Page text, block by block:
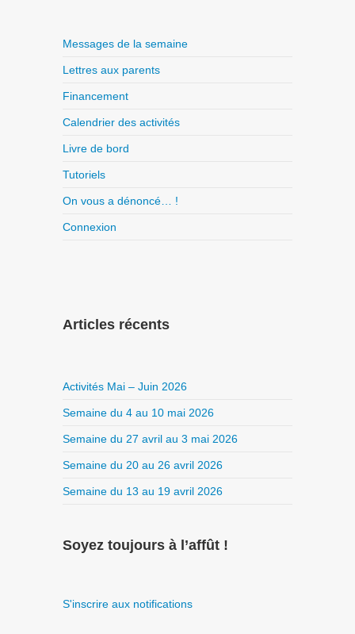
Messages de la semaine
Lettres aux parents
Financement
Calendrier des activités
Livre de bord
Tutoriels
On vous a dénoncé… !
Connexion
Articles récents
Activités Mai – Juin 2026
Semaine du 4 au 10 mai 2026
Semaine du 27 avril au 3 mai 2026
Semaine du 20 au 26 avril 2026
Semaine du 13 au 19 avril 2026
Soyez toujours à l’affût !
S'inscrire aux notifications